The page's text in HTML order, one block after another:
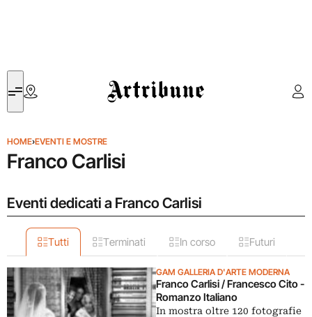
Artribune
HOME›EVENTI E MOSTRE
Franco Carlisi
Eventi dedicati a Franco Carlisi
Tutti Terminati In corso Futuri
GAM GALLERIA D'ARTE MODERNA
Franco Carlisi / Francesco Cito -
Romanzo Italiano
In mostra oltre 120 fotografie